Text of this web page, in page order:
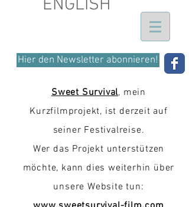
ENGLISH
Hier den Newsletter abonnieren!
Sweet Survival, mein
Kurzfilmprojekt, ist derzeit auf
seiner Festivalreise.
Wer das Projekt unterstützen
möchte, kann dies weiterhin über
unsere Website tun: